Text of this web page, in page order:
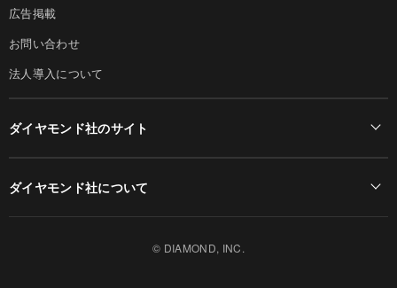
広告掲載
お問い合わせ
法人導入について
ダイヤモンド社のサイト
ダイヤモンド社について
© DIAMOND, INC.